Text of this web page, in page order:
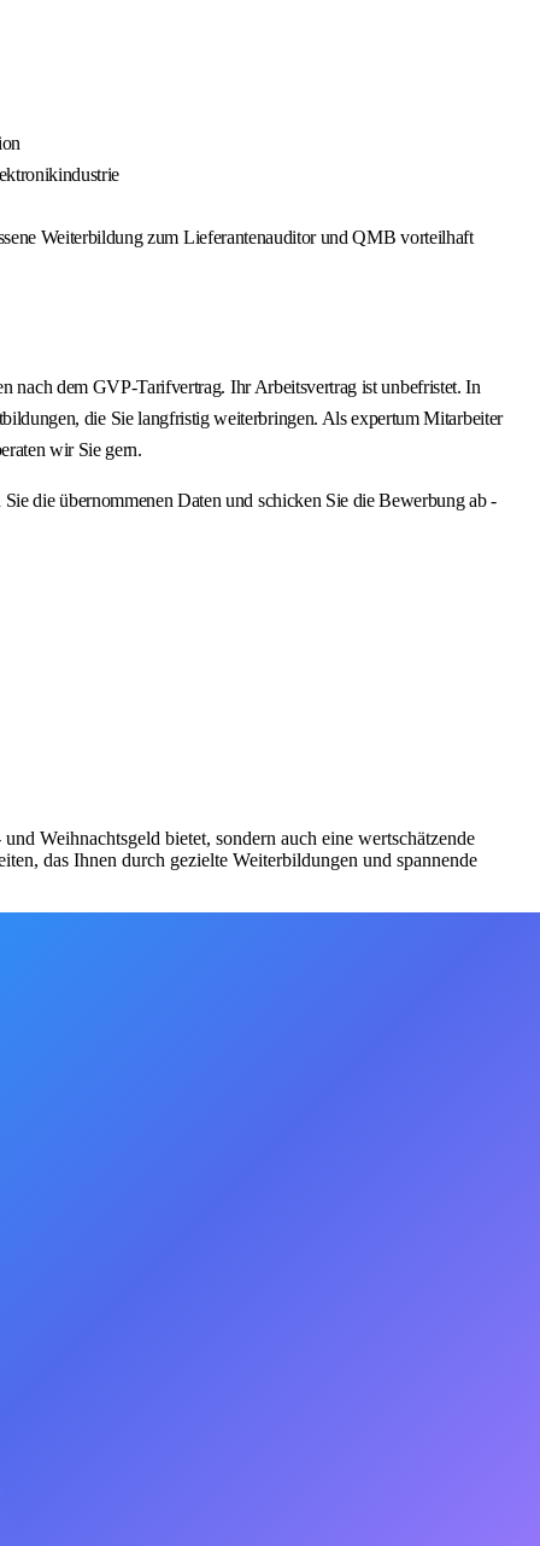
Weiterbildung zum Lieferantenauditor und QMB vorteilhaft
dem GVP-Tarifvertrag. Ihr Arbeitsvertrag ist unbefristet. In
die Sie langfristig weiterbringen. Als expertum Mitarbeiter
wir Sie gern.
die übernommenen Daten und schicken Sie die Bewerbung ab -
Weihnachtsgeld bietet, sondern auch eine wertschätzende
das Ihnen durch gezielte Weiterbildungen und spannende